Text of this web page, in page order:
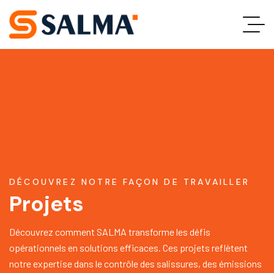
DÉCOUVREZ NOTRE FAÇON DE TRAVAILLER
Projets
Découvrez comment SALMA transforme les défis
opérationnels en solutions efficaces. Ces projets reflètent
notre expertise dans le contrôle des salissures, des émissions